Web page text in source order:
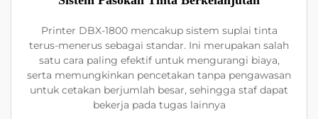
Printer DBX-1800 mencakup sistem suplai tinta
terus-menerus sebagai standar. Ini merupakan salah
satu cara paling efektif untuk mengurangi biaya,
serta memungkinkan pencetakan tanpa pengawasan
untuk cetakan berjumlah besar, sehingga staf dapat
bekerja pada tugas lainnya